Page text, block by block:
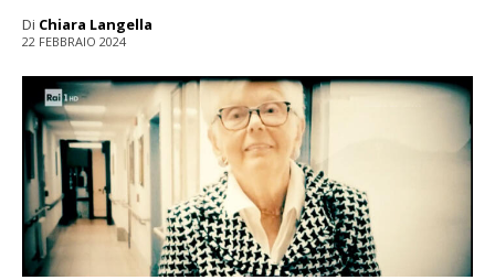
Di Chiara Langella
22 FEBBRAIO 2024